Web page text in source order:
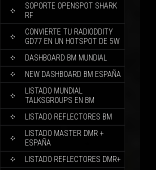
SOPORTE OPENSPOT SHARK
RF
CONVIERTE TU RADIODDITY
GD77 EN UN HOTSPOT DE 5W
DASHBOARD BM MUNDIAL
NEW DASHBOARD BM ESPAÑA
LISTADO MUNDIAL
TALKSGROUPS EN BM
LISTADO REFLECTORES BM
LISTADO MASTER DMR +
ESPAÑA
LISTADO REFLECTORES DMR+